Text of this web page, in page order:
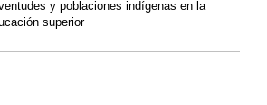
y poblaciones indígenas en la
superior